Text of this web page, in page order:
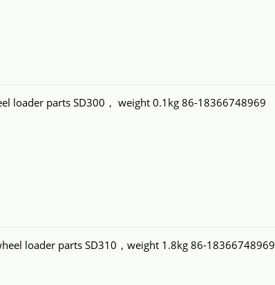
loader parts SD300， weight 0.1kg 86-18366748969
loader parts SD310，weight 1.8kg 86-18366748969